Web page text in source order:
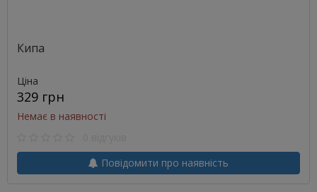
Кипа
Ціна
329 грн
Немає в наявності
Повідомити про наявність